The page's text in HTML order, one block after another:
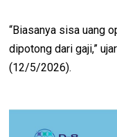
“Biasanya sisa uang
dipotong dari gaji,”
(12/5/2026).